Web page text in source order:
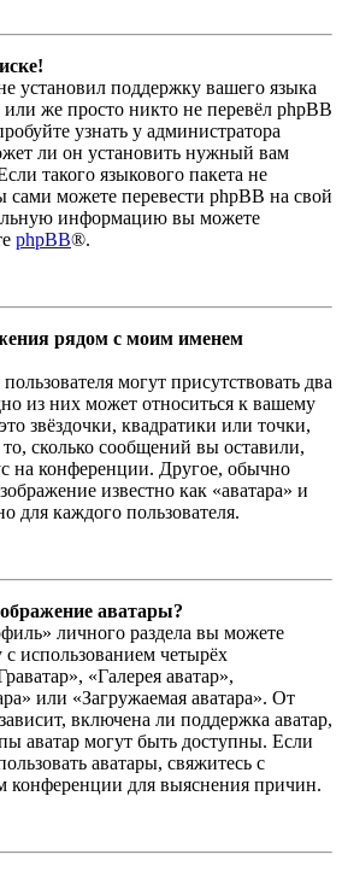
установил поддержку вашего языка
же просто никто не перевёл phpBB
узнать у администратора
ли он установить нужный вам
такого языкового пакета не
сами можете перевести phpBB на свой
информацию вы можете
phpBB®.
рядом с моим именем
могут присутствовать два
из них может относиться к вашему
звёздочки, квадратики или точки,
сколько сообщений вы оставили,
на конференции. Другое, обычно
известно как «аватара» и
для каждого пользователя.
аватары?
личного раздела вы можете
с использованием четырёх
«Галерея аватар»,
или «Загружаемая аватара». От
включена ли поддержка аватар,
аватар могут быть доступны. Если
аватары, свяжитесь с
конференции для выяснения причин.